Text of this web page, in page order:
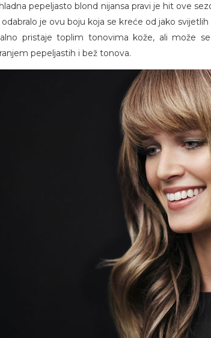
pepeljasto blond nijansa pravi je hit ove
odabralo je ovu boju koja se kreće od jako
pristaje toplim tonovima kože, ali može
pepeljastih i bež tonova.